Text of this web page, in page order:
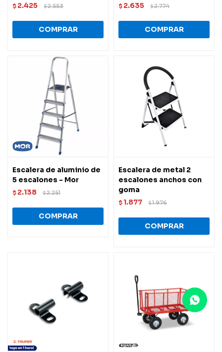
$ 2.425 $2.553 $ 2.635 $2.774
Escalera de aluminio de
5 escalones - Mor
$ 2.138 $2.251
Escalera de metal 2
escalones anchos con
goma
$ 1.877 $1.976